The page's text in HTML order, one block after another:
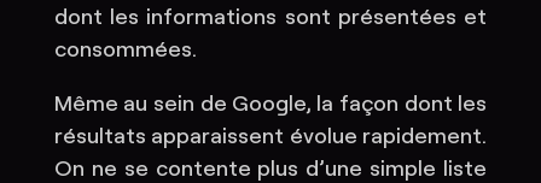
dont les informations sont présentées et
consommées.
Même au sein de Google, la façon dont les
résultats apparaissent évolue rapidement.
On ne se contente plus d’une simple liste